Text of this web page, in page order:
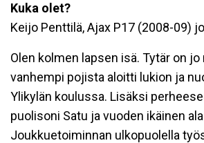
Kuka olet?
Keijo Penttilä, Ajax P17 (2008-09)
Olen kolmen lapsen isä. Tytär on
vanhempi pojista aloitti lukion ja
Ylikylän koulussa. Lisäksi
puolisoni Satu ja vuoden ikäinen
Joukkuetoiminnan ulkopuolella